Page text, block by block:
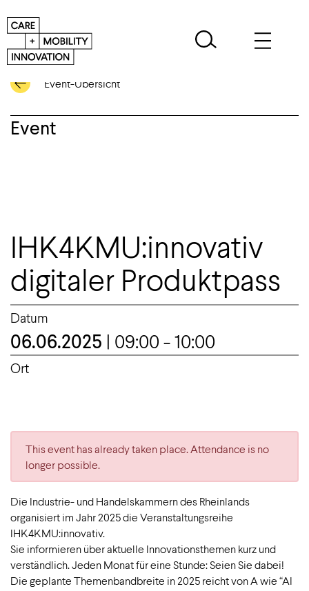
Event-Übersicht
Event
IHK4KMU:innovativ
digitaler Produktpass
Datum
06.06.2025 | 09:00 - 10:00
Ort
This event has already taken place. Attendance is no
longer possible.
Die Industrie- und Handelskammern des Rheinlands
organisiert im Jahr 2025 die Veranstaltungsreihe
IHK4KMU:innovativ.
Sie informieren über aktuelle Innovationsthemen kurz und
verständlich. Jeden Monat für eine Stunde: Seien Sie dabei!
Die geplante Themenbandbreite in 2025 reicht von A wie “AI